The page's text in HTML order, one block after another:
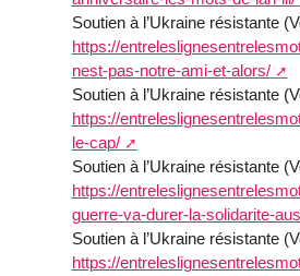
Soutien à l’Ukraine résistante
https://
nest-pas-notre-ami-et-alors/
Soutien à l’Ukraine résistante
https://
le-cap/
Soutien à l’Ukraine résistante
https://
guerre-va-durer-la-solidarite-
Soutien à l’Ukraine résistante
https://